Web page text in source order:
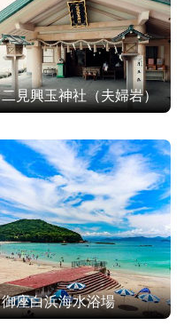
二見興玉神社（夫婦岩）
御座白浜海水浴場